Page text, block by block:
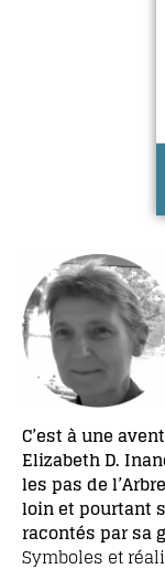
C’est à une
Elizabeth D.
les pas de
loin et pourtant
racontés par sa
Symboles et